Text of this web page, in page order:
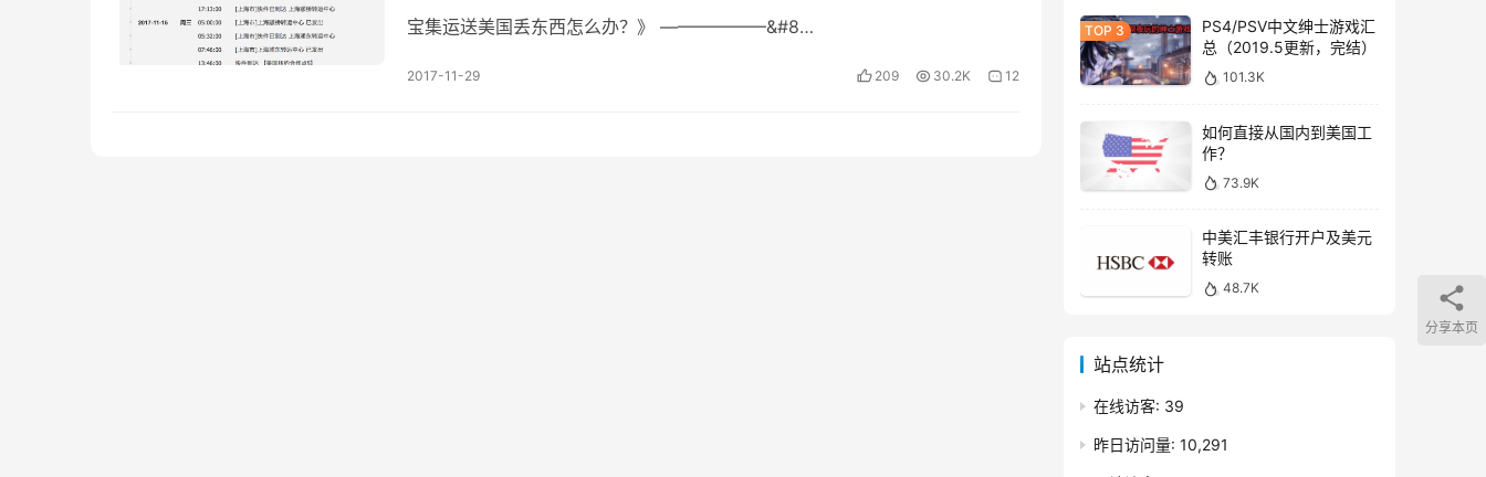
宝集运送美国丢东西怎么办？》 ——————&#8…
2017-11-29 209 30.2K 12
PS4/PSV中文绅士游戏汇
总（2019.5更新，完结）
101.3K
如何直接从国内到美国工
作？
73.9K
中美汇丰银行开户及美元
转账
48.7K
站点统计
在线访客: 39
昨日访问量: 10,291
分享本页